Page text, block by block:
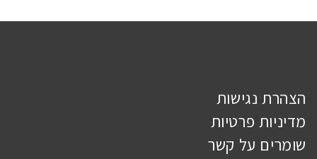
הצהרת נגישות
מדיניות פרטיות
שומרים על קשר